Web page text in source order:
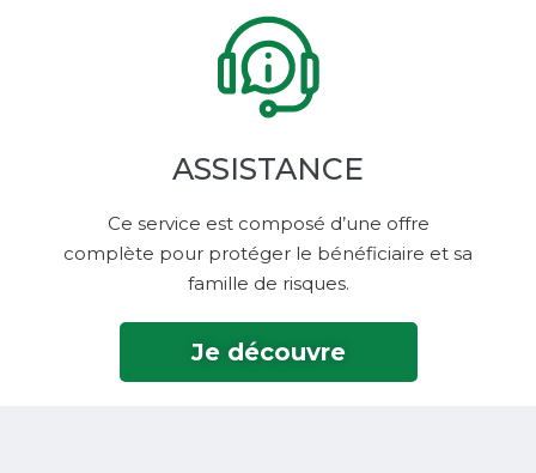
ASSISTANCE
Ce service est composé d’une offre
complète pour protéger le bénéficiaire et sa
famille de risques.
Je découvre